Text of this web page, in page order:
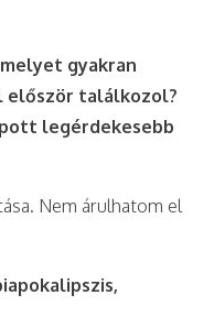
gyakran
először találkozol?
legérdekesebb
Nem árulhatom el